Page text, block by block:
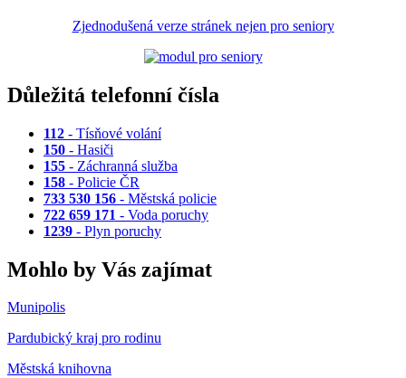
Zjednodušená verze stránek nejen pro seniory
Důležitá telefonní čísla
112 - Tísňové volání
150 - Hasiči
155 - Záchranná služba
158 - Policie ČR
733 530 156 - Městská policie
722 659 171 - Voda poruchy
1239 - Plyn poruchy
Mohlo by Vás zajímat
Munipolis
Pardubický kraj pro rodinu
Městská knihovna